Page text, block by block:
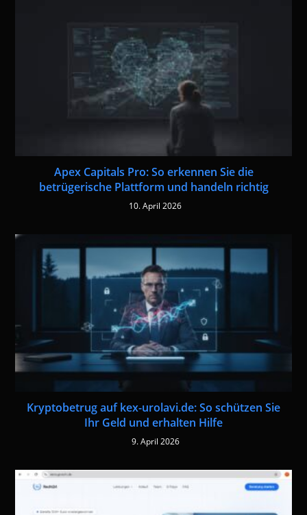
Apex Capitals Pro: So erkennen Sie die
betrügerische Plattform und handeln richtig
10. April 2026
Kryptobetrug auf kex-urolavi.de: So schützen Sie
Ihr Geld und erhalten Hilfe
9. April 2026